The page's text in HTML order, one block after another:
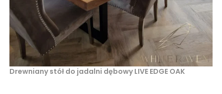
Drewniany stół do jadalni dębowy LIVE EDGE OAK